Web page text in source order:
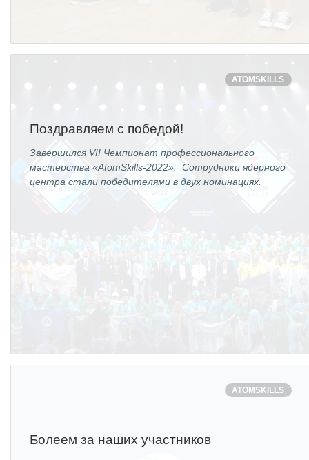
ATOMSKILLS
Поздравляем с победой!
Завершился VII Чемпионат профессионального
мастерства «AtomSkills-2022». Сотрудники ядерного
центра стали победителями в двух номинациях.
ATOMSKILLS
Болеем за наших участников